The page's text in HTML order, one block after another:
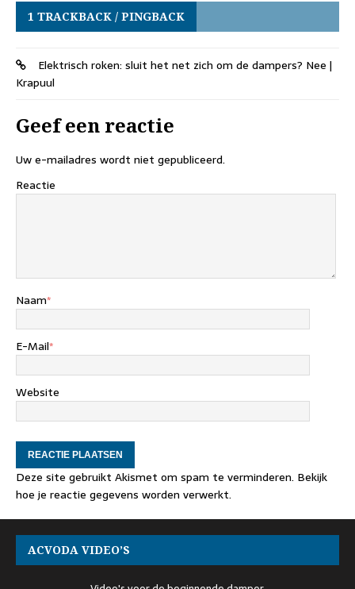
1 TRACKBACK / PINGBACK
Elektrisch roken: sluit het net zich om de dampers? Nee |
Krapuul
Geef een reactie
Uw e-mailadres wordt niet gepubliceerd.
Reactie
Naam*
E-Mail*
Website
Deze site gebruikt Akismet om spam te verminderen. Bekijk
hoe je reactie gegevens worden verwerkt.
ACVODA VIDEO’S